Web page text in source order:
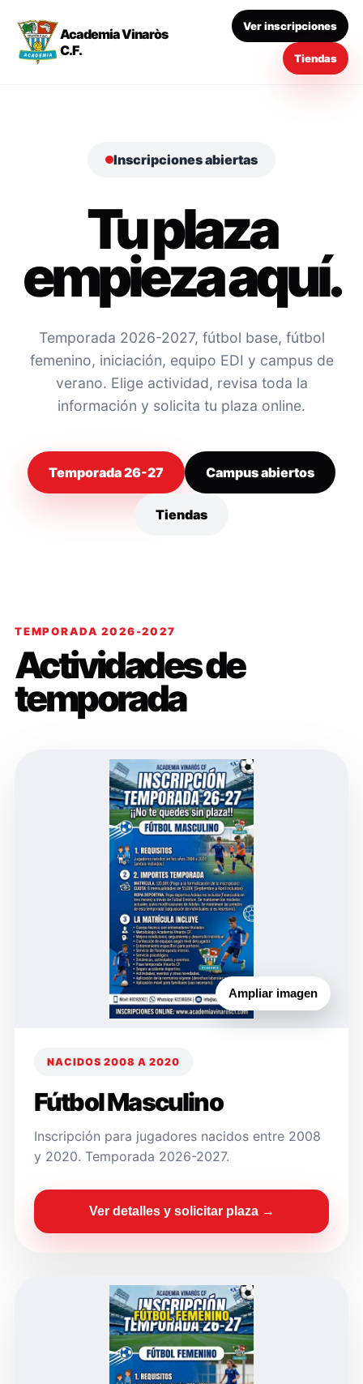
Academia Vinaròs
C.F.
Ver inscripciones
Tiendas
Inscripciones abiertas
Tu plaza
empieza aquí.
Temporada 2026-2027, fútbol base, fútbol
femenino, iniciación, equipo EDI y campus de
verano. Elige actividad, revisa toda la
información y solicita tu plaza online.
Temporada 26-27 Campus abiertos
Tiendas
TEMPORADA 2026-2027
Actividades de
temporada
Ampliar imagen
NACIDOS 2008 A 2020
Fútbol Masculino
Inscripción para jugadores nacidos entre 2008
y 2020. Temporada 2026-2027.
Ver detalles y solicitar plaza →